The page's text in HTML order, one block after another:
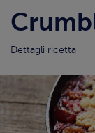
Dettagli ricetta